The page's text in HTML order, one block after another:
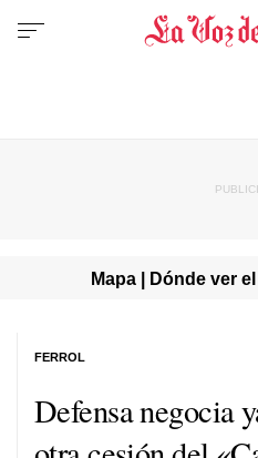
Mapa | Dónde ver
Defensa negocia
FERROL